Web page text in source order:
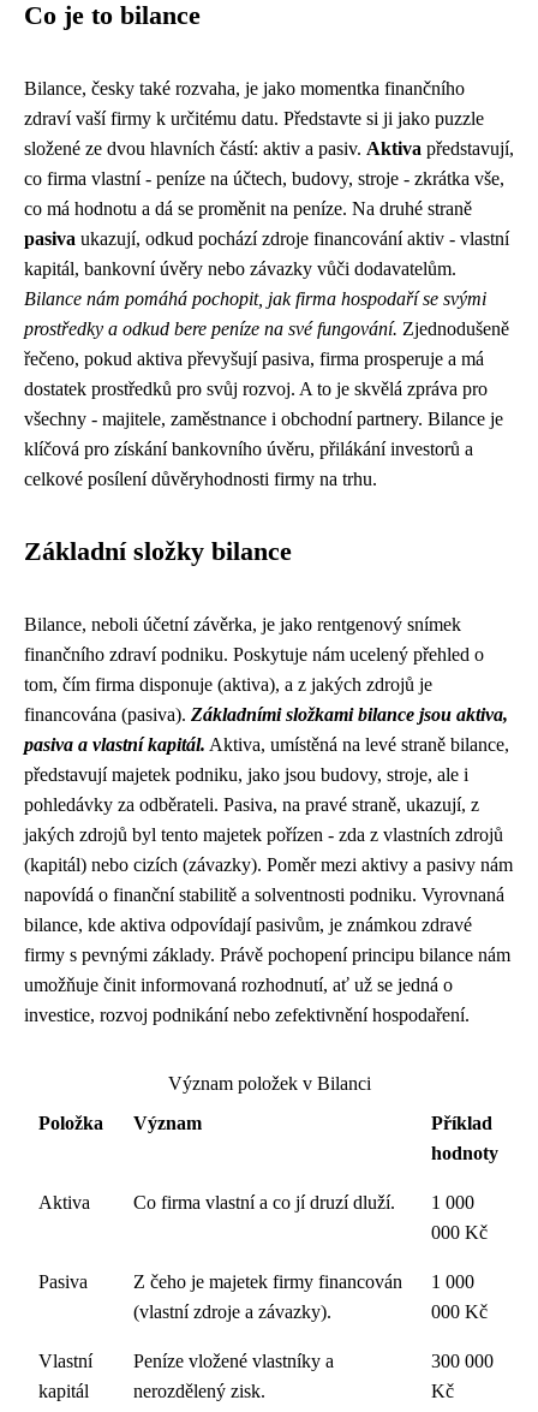
Co je to bilance
Bilance, česky také rozvaha, je jako momentka finančního
zdraví vaší firmy k určitému datu. Představte si ji jako puzzle
složené ze dvou hlavních částí: aktiv a pasiv. Aktiva představují,
co firma vlastní - peníze na účtech, budovy, stroje - zkrátka vše,
co má hodnotu a dá se proměnit na peníze. Na druhé straně
pasiva ukazují, odkud pochází zdroje financování aktiv - vlastní
kapitál, bankovní úvěry nebo závazky vůči dodavatelům.
Bilance nám pomáhá pochopit, jak firma hospodaří se svými
prostředky a odkud bere peníze na své fungování. Zjednodušeně
řečeno, pokud aktiva převyšují pasiva, firma prosperuje a má
dostatek prostředků pro svůj rozvoj. A to je skvělá zpráva pro
všechny - majitele, zaměstnance i obchodní partnery. Bilance je
klíčová pro získání bankovního úvěru, přilákání investorů a
celkové posílení důvěryhodnosti firmy na trhu.
Základní složky bilance
Bilance, neboli účetní závěrka, je jako rentgenový snímek
finančního zdraví podniku. Poskytuje nám ucelený přehled o
tom, čím firma disponuje (aktiva), a z jakých zdrojů je
financována (pasiva). Základními složkami bilance jsou aktiva,
pasiva a vlastní kapitál. Aktiva, umístěná na levé straně bilance,
představují majetek podniku, jako jsou budovy, stroje, ale i
pohledávky za odběrateli. Pasiva, na pravé straně, ukazují, z
jakých zdrojů byl tento majetek pořízen - zda z vlastních zdrojů
(kapitál) nebo cizích (závazky). Poměr mezi aktivy a pasivy nám
napovídá o finanční stabilitě a solventnosti podniku. Vyrovnaná
bilance, kde aktiva odpovídají pasivům, je známkou zdravé
firmy s pevnými základy. Právě pochopení principu bilance nám
umožňuje činit informovaná rozhodnutí, ať už se jedná o
investice, rozvoj podnikání nebo zefektivnění hospodaření.
Význam položek v Bilanci
Položka
Význam
Příklad
hodnoty
Aktiva Co firma vlastní a co jí druzí dluží.
1 000
000 Kč
Pasiva
Z čeho je majetek firmy financován
(vlastní zdroje a závazky).
1 000
000 Kč
Vlastní
kapitál
Peníze vložené vlastníky a
nerozdělený zisk.
300 000
Kč